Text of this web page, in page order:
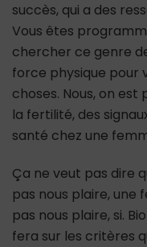
succès, qui a des
Vous êtes
chercher ce genre
force physique pour
choses. Nous, on
la fertilité, des
santé chez une
Ça ne veut pas dire
pas nous plaire, une
pas nous plaire, si.
fera sur les critères